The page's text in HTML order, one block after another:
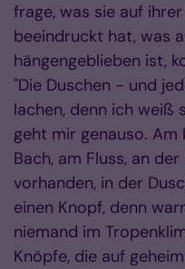
frage, was sie auf
beeindruckt hat, was
hängengeblieben ist,
"Die Duschen - und
lachen, denn ich weiß
geht mir genauso.
Bach, am Fluss, an
vorhanden, in der
einen Knopf, denn
niemand im
Knöpfe, die auf